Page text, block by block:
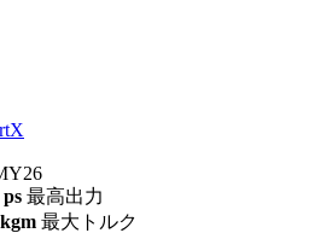
ps 最高出力
最大トルク